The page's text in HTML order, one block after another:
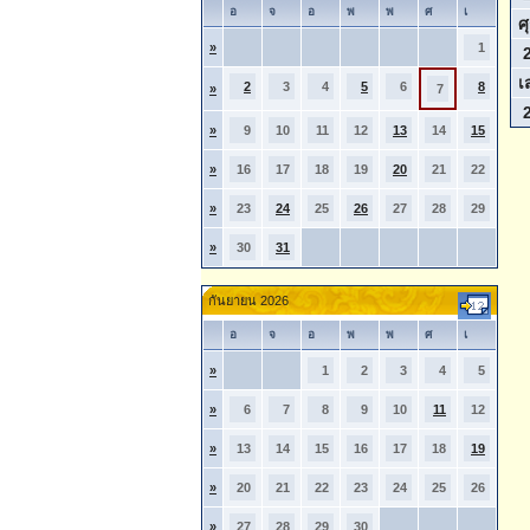
อ จ อ พ พ ศ เ
» 1
» 2 3 4 5 6 7 8
» 9 10 11 12 13 14 15
» 16 17 18 19 20 21 22
» 23 24 25 26 27 28 29
» 30 31
กันยายน 2026
อ จ อ พ พ ศ เ
» 1 2 3 4 5
» 6 7 8 9 10 11 12
» 13 14 15 16 17 18 19
» 20 21 22 23 24 25 26
» 27 28 29 30